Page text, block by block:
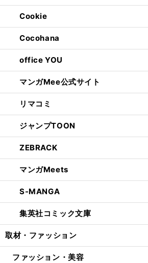
Cookie
Cocohana
office YOU
マンガMee公式サイト
リマコミ
ジャンプTOON
ZEBRACK
マンガMeets
S-MANGA
集英社コミック文庫
取材・ファッション
ファッション・美容